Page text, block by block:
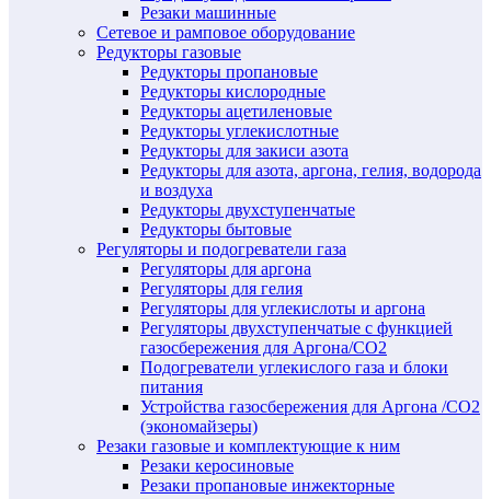
Резаки машинные
Сетевое и рамповое оборудование
Редукторы газовые
Редукторы пропановые
Редукторы кислородные
Редукторы ацетиленовые
Редукторы углекислотные
Редукторы для закиси азота
Редукторы для азота, аргона, гелия, водорода
и воздуха
Редукторы двухступенчатые
Редукторы бытовые
Регуляторы и подогреватели газа
Регуляторы для аргона
Регуляторы для гелия
Регуляторы для углекислоты и аргона
Регуляторы двухступенчатые c функцией
газосбережения для Аргона/СО2
Подогреватели углекислого газа и блоки
питания
Устройства газосбережения для Аргона /СО2
(экономайзеры)
Резаки газовые и комплектующие к ним
Резаки керосиновые
Резаки пропановые инжекторные